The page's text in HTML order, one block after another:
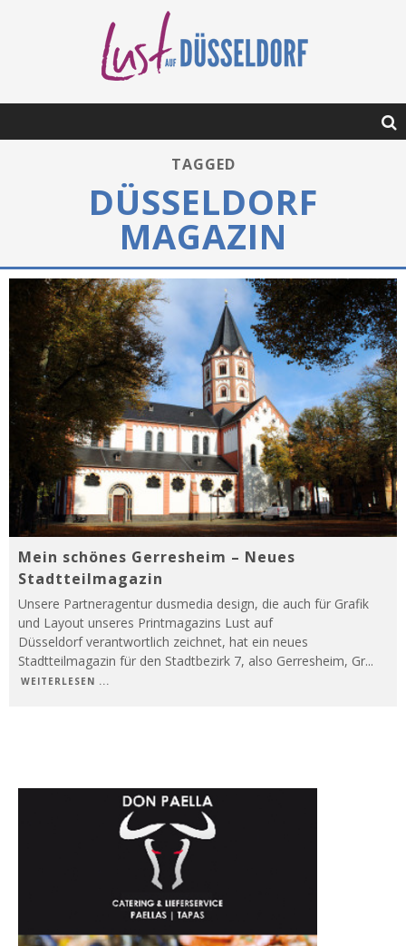
TAGGED
DÜSSELDORF
MAGAZIN
Mein schönes Gerresheim – Neues
Stadtteilmagazin
Unsere Partneragentur dusmedia design, die auch für Grafik
und Layout unseres Printmagazins Lust auf
Düsseldorf verantwortlich zeichnet, hat ein neues
Stadtteilmagazin für den Stadtbezirk 7, also Gerresheim, Gr...
WEITERLESEN ...